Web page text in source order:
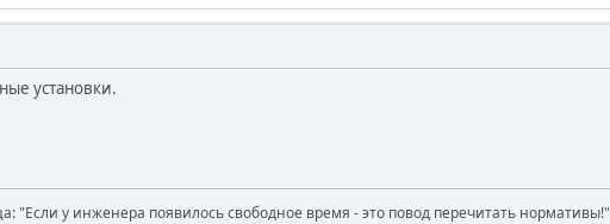
установки.
"Если у инженера появилось свободное время - это повод перечитать нормативы!"